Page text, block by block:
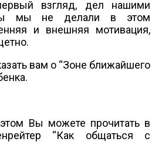
взгляд, дел нашими
мы не делали в этом
и внешняя мотивация,
вам о “Зоне ближайшего
Вы можете прочитать в
“Как общаться с